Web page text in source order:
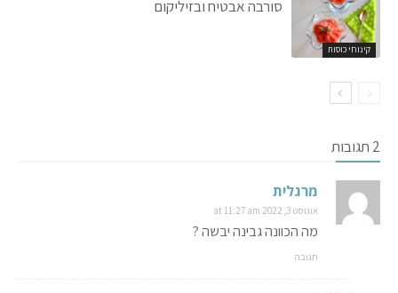
קינוחי כוסות
סורבה אבטיח ובזיליקום
2 תגובות
מרגלית
אוגוסט 3, 2022 at 11:27 am
מה הכוונה גבינה יבשה ?
תגובה